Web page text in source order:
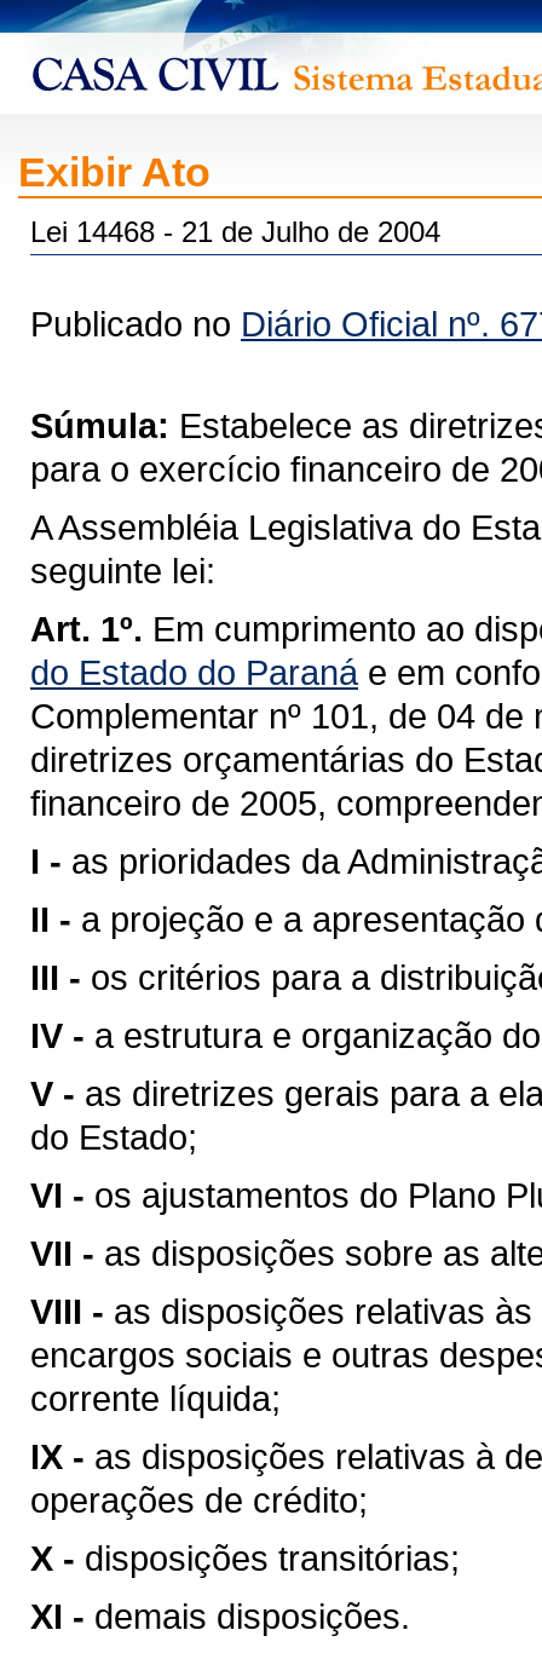
Exibir Ato
Lei 14468 - 21 de Julho de 2004
Publicado no Diário Oficial nº.
Súmula: Estabelece as
para o exercício financeiro de
A Assembléia Legislativa do
seguinte lei:
Art. 1º. Em cumprimento ao
do Estado do Paranáe em
Complementar nº 101, de 04 de
diretrizes orçamentárias do
financeiro de 2005,
I - as prioridades da
II - a projeção e a
III - os critérios para a
IV - a estrutura e organização
V - as diretrizes gerais para a
do Estado;
VI - os ajustamentos do Plano
VII - as disposições sobre as
VIII - as disposições relativas
encargos sociais e outras
corrente líquida;
IX - as disposições relativas à
operações de crédito;
X - disposições transitórias;
XI - demais disposições.